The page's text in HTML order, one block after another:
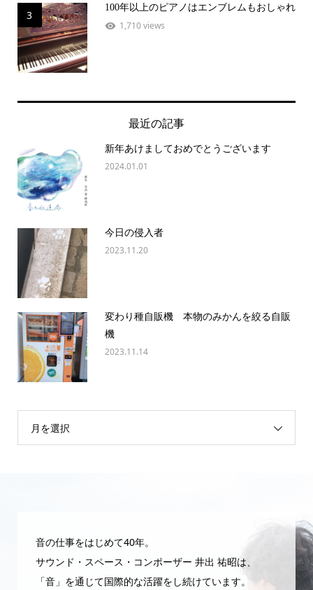
3
100年以上のピアノはエンブレムもおしゃれ
1,710 views
最近の記事
新年あけましておめでとうございます
2024.01.01
今日の侵入者
2023.11.20
変わり種自販機 本物のみかんを絞る自販
機
2023.11.14
月を選択
音の仕事をはじめて40年。
サウンド・スペース・コンポーザー 井出 祐昭は、
「音」を通じて国際的な活躍をし続けています。